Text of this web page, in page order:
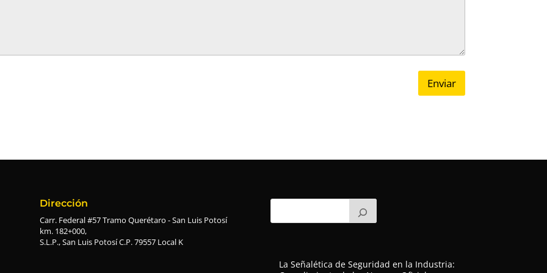
Enviar
Dirección
Carr. Federal #57 Tramo Querétaro - San Luis Potosí
km. 182+000,
S.L.P., San Luis Potosí C.P. 79557 Local K
La Señalética de Seguridad en la Industria: